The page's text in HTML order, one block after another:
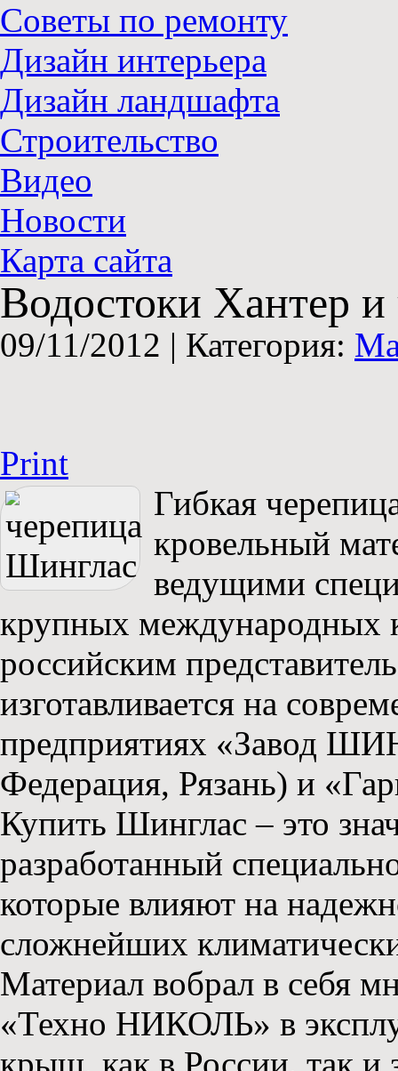
Советы по ремонту
Дизайн интерьера
Дизайн ландшафта
Строительство
Видео
Новости
Карта сайта
Водостоки Хантер
09/11/2012 | Категория:
Print
Гибкая
кровельный
ведущими
крупных международных
российским
изготавливается на
предприятиях «Завод
Федерация, Рязань) и
Купить Шинглас – это
разработанный
которые влияют на
сложнейших
Материал вобрал в себя
«Техно НИКОЛЬ» в